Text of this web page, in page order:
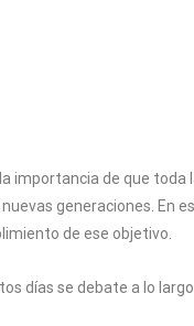
importancia de que
generaciones. En
de ese objetivo.
días se debate a lo